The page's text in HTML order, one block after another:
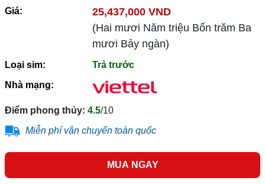
Giá:
25,437,000 VND
(Hai mươi Năm triệu Bốn trăm Ba
mươi Bảy ngàn)
Loại sim:
Trả trước
Nhà mạng:
Điểm phong thủy: 4.5/10
Miễn phí vận chuyển toàn quốc
MUA NGAY